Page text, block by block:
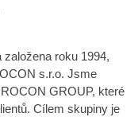
založena roku 1994,
s.r.o. Jsme
GROUP, které
Cílem skupiny je